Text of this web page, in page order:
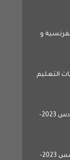
و
التعليم
جميع فروض المرحلة الأولى المستوى السادس 2023-
جميع فروض المرحلة الأولى المستوى الخامس 2023-